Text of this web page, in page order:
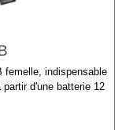
femelle, indispensable
d'une batterie 12